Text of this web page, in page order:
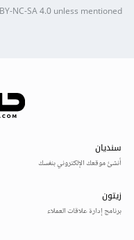
NC-SA 4.0unless mentioned